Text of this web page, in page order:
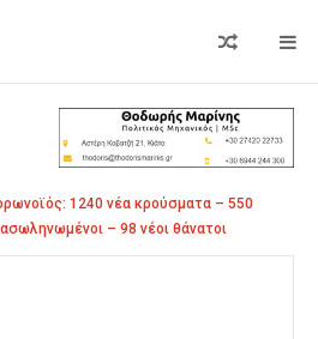
1240 νέα κρούσματα – 550
– 98 νέοι θάνατοι